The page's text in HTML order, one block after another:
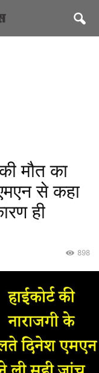
मौत का
से कहा
ही
898